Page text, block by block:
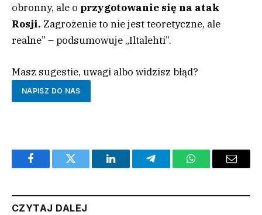
obronny, ale o przygotowanie się na atak
Rosji. Zagrożenie to nie jest teoretyczne, ale
realne” – podsumowuje „Iltalehti”.
Masz sugestie, uwagi albo widzisz błąd?
NAPISZ DO NAS
FacebookTwitter LinkedInTelegramWhatsAppEmail
CZYTAJ DALEJ